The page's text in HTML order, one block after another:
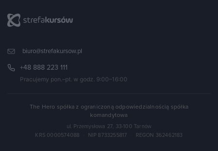
biuro@strefakursow.pl
+48 888 223 111
Pracujemy pon.–pt. w godz. 9:00–16:00
The Hero spółka z ograniczoną odpowiedzialnością spółka
komandytowa
ul. Przemysłowa 27, 33-100 Tarnów
KRS 0000574088
NIP 8733255817 REGON 362462183